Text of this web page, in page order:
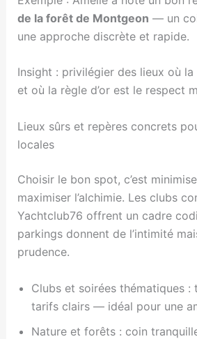
de la forêt de Montgeon — un
une approche discrète et rapide.
Insight : privilégier des lieux où
et où la règle d’or est le respect
Lieux sûrs et repères concrets
locales
Choisir le bon spot, c’est
maximiser l’alchimie. Les clubs
Yachtclub76 offrent un cadre
parkings donnent de l’intimité
prudence.
Clubs et soirées thématiques :
tarifs clairs — idéal pour une
Nature et forêts : coin